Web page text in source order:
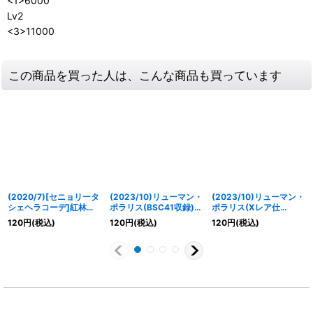
Lv2
<3>11000
この商品を買った人は、こんな商品も買っています
(2020/7)[セニョリータ
シェヘラコーデ]紅林珠
璃【R】{CB14-020}
《黄》
120円(税込)
(2023/10)リューマン・
ポラリス(BSC41収録)
【M】{SD64-001}
《赤》
120円(税込)
(2023/10)リューマン・
ポラリス(Xレア仕
様/BSC41収録)【M】
{SD64-001}《赤》
120円(税込)